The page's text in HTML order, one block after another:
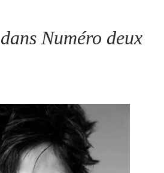
Numéro deux